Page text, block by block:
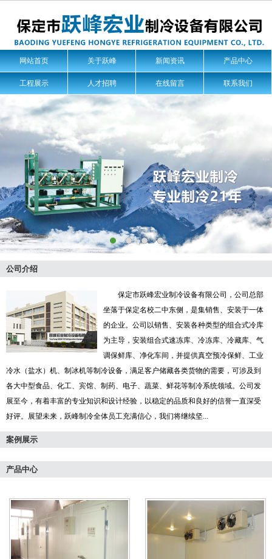
网站首页 关于跃峰 新闻资讯 产品中心
工程展示 人才招聘 在线留言 联系我们
公司介绍
保定市跃峰宏业制冷设备有限公司，公司总部
坐落于保定名校二中东侧，是集销售、安装于一体
的企业。公司以销售、安装各种类型的组合式冷库
为主导，安装组合式速冻库、冷冻库、冷藏库、气
调保鲜库、净化车间，并提供真空预冷保鲜、工业
冷水（盐水）机、制冰机等制冷设备，满足客户储藏各类货物的需要，可涉及到
各大中型食品、化工、宾馆、制药、电子、蔬菜、鲜花等制冷系统领域。公司发
展至今，有着丰富的专业知识和设计经验，以稳定的品质和良好的信誉一直深受
好评。展望未来，跃峰制冷全体员工充满信心，我们将继续坚...
案例展示
产品中心